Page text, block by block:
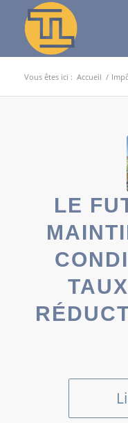
Vous êtes ici : Accueil /
LE